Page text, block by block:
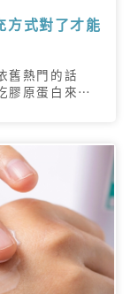
方式對了才能
舊熱門的話
膠原蛋白來留
？本文將帶大